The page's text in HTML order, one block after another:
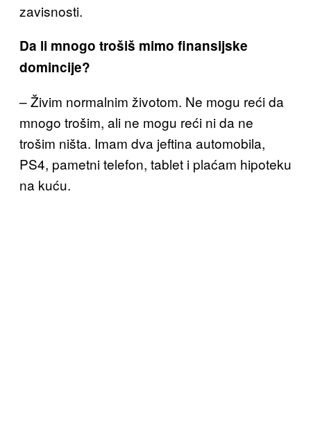
zavisnosti.
Da li mnogo trošiš mimo finansijske
domincije?
– Živim normalnim životom. Ne mogu reći da
mnogo trošim, ali ne mogu reći nida ne
trošim ništa. Imam dva jeftina automobila,
PS4, pametni telefon, tablet i plaćam hipoteku
na kuću.